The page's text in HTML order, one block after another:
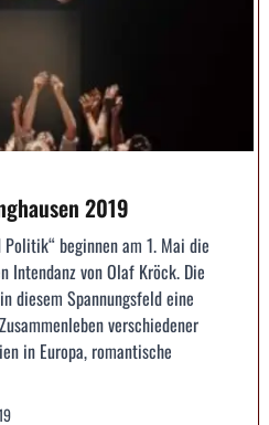
2019
beginnen am 1. Mai die
Intendanz von Olaf Kröck. Die
diesem Spannungsfeld eine
verschiedener
in Europa, romantische